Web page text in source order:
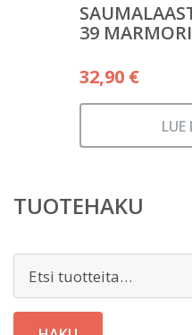
39
32,90 €
LUE
TUOTEHAKU